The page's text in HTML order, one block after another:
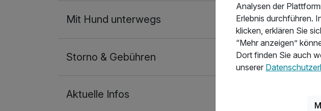
Mit Hund unterwegs
Storno & Gebühren
Aktuelle Infos
Analysen der
Erlebnis durchführen.
klicken, erklären Sie
“Mehr anzeigen”
Dort finden Sie auch
unserer